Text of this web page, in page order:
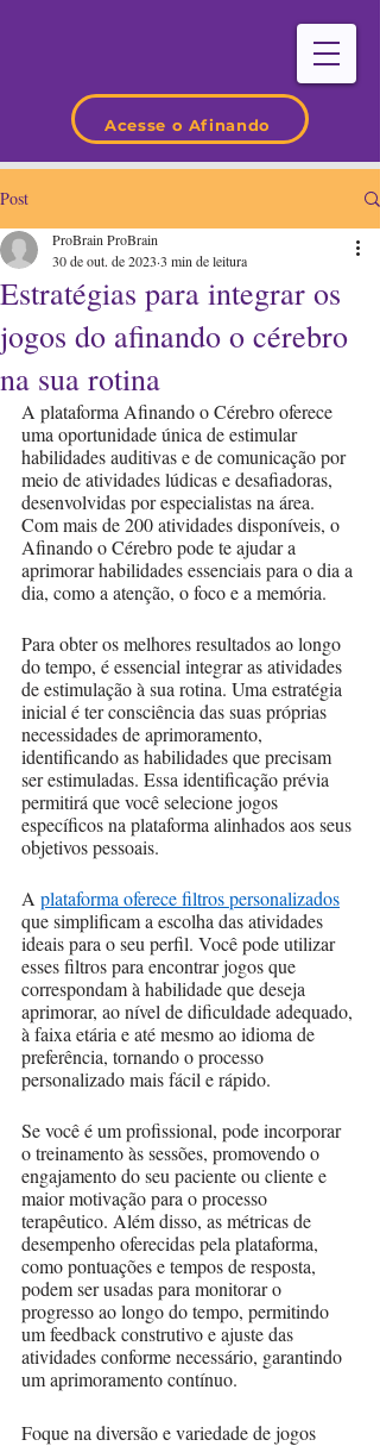
Acesse o Afinando
Post
Estratégias para integrar os
jogos do afinando o cérebro
na sua rotina
ProBrain ProBrain
30 de out. de 2023 3 min de leitura
A plataforma Afinando o Cérebro oferece
uma oportunidade única de estimular
habilidades auditivas e de comunicação por
meio de atividades lúdicas e desafiadoras,
desenvolvidas por especialistas na área.
Com mais de 200 atividades disponíveis, o
Afinando o Cérebro pode te ajudar a
aprimorar habilidades essenciais para o dia a
dia, como a atenção, o foco e a memória.
Para obter os melhores resultados ao longo
do tempo, é essencial integrar as atividades
de estimulação à sua rotina. Uma estratégia
inicial é ter consciência das suas próprias
necessidades de aprimoramento,
identificando as habilidades que precisam
ser estimuladas. Essa identificação prévia
permitirá que você selecione jogos
específicos na plataforma alinhados aos seus
objetivos pessoais.
A plataforma oferece filtros personalizados
que simplificam a escolha das atividades
ideais para o seu perfil. Você pode utilizar
esses filtros para encontrar jogos que
correspondam à habilidade que deseja
aprimorar, ao nível de dificuldade adequado,
à faixa etária e até mesmo ao idioma de
preferência, tornando o processo
personalizado mais fácil e rápido.
Se você é um profissional, pode incorporar
o treinamento às sessões, promovendo o
engajamento do seu paciente ou cliente e
maior motivação para o processo
terapêutico. Além disso, as métricas de
desempenho oferecidas pela plataforma,
como pontuações e tempos de resposta,
podem ser usadas para monitorar o
progresso ao longo do tempo, permitindo
um feedback construtivo e ajuste das
atividades conforme necessário, garantindo
um aprimoramento contínuo.
Foque na diversão e variedade de jogos